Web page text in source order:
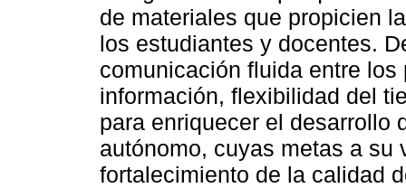
de materiales que propicien
los estudiantes y docentes.
comunicación fluida entre
información, flexibilidad del
para enriquecer el desarrollo
autónomo, cuyas metas a su
fortalecimiento de la calidad